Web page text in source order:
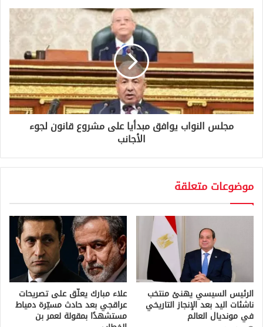
مجلس النواب يوافق مبدأيا على مشروع قانون لجوء
الأجانب
موضوعات متعلقة
الرئيس السيسي يهنئ منتخب
ناشئات اليد بعد الإنجاز التاريخي
في مونديال العالم
علاء مبارك يعلّق على تصريحات
عراقجي بعد حادث مسيّرة دمياط
مستشهدًا بمقولة لعمر بن